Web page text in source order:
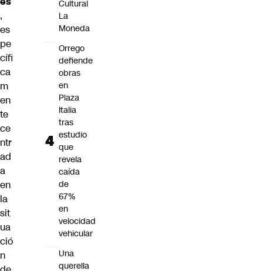
,
es
pe
cífi
ca
m
en
te
ce
ntr
ad
a
en
la
sit
ua
ció
n
Cultural
La
Moneda
Orrego
defiende
obras
en
Plaza
Italia
tras
estudio
que
revela
caída
de
67%
en
velocidad
vehicular
Una
querella